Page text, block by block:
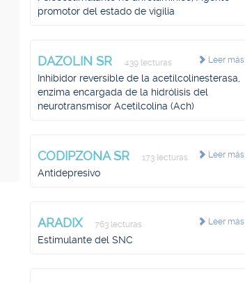
promotor del estado de vigilia
Leer más
DAZOLIN SR 439 lecturas
Inhibidor reversible de la acetilcolinesterasa,
enzima encargada de la hidrólisis del
neurotransmisor Acetilcolina (Ach)
Leer más
CODIPZONA SR 173 lecturas
Antidepresivo
Leer más
ARADIX 763 lecturas
Estimulante del SNC